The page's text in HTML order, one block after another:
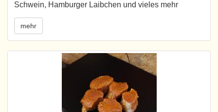
Schwein, Hamburger Laibchen und vieles mehr
mehr